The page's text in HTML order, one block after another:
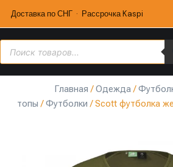
Доставка по СНГ · Рассрочка Kaspi
Главная /Одежда/
топы /Футболки / Scott футболка